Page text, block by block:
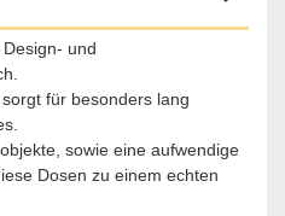
und
für besonders lang
sowie eine aufwendige
Dosen zu einem echten